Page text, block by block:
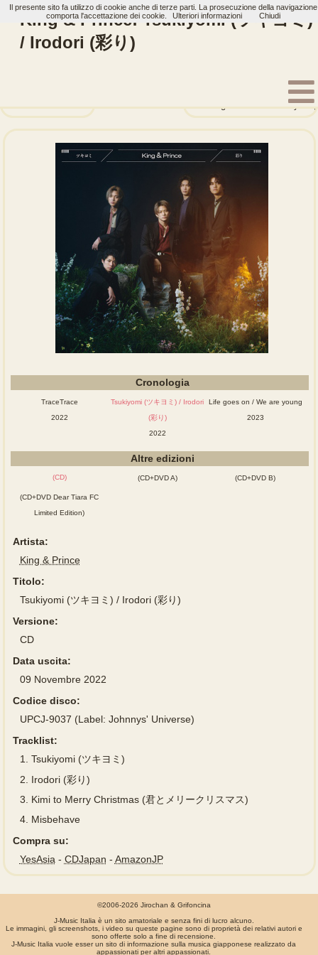
King & Prince: Tsukiyomi (ツキヨミ)
/ Irodori (彩り)
TraceTrace Life goes on / We are young
Cronologia
TraceTrace
2022
Tsukiyomi (ツキヨミ) / Irodori
(彩り)
2022
Life goes on / We are young
2023
Altre edizioni
(CD) (CD+DVD A) (CD+DVD B)
(CD+DVD Dear Tiara FC
Limited Edition)
Artista:
King & Prince
Titolo:
Tsukiyomi (ツキヨミ) / Irodori (彩り)
Versione:
CD
Data uscita:
09 Novembre 2022
Codice disco:
UPCJ-9037 (Label: Johnnys' Universe)
Tracklist:
1.
Tsukiyomi (ツキヨミ)
2.
Irodori (彩り)
3.
Kimi to Merry Christmas (君とメリークリスマス)
4. Misbehave
Compra su:
YesAsia- CDJapan - AmazonJP
©2006-2026 Jirochan & Grifoncina
J-Music Italia è un sito amatoriale e senza fini di lucro alcuno.
Le immagini, gli screenshots, i video su queste pagine sono di proprietà dei relativi autori e
sono offerte solo a fine di recensione.
J-Music Italia vuole esser un sito di informazione sulla musica giapponese realizzato da
appassionati per altri appassionati.
Il presente sito fa utilizzo di cookie anche di terze parti. La prosecuzione della navigazione
comporta l'accettazione dei cookie.
Ulteriori informazioni Chiudi